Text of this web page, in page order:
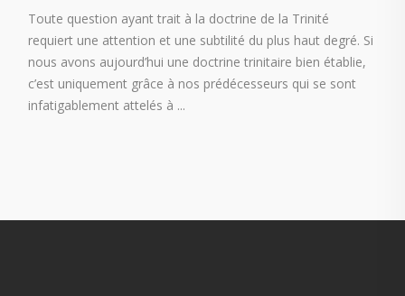
Toute question ayant trait à la doctrine de la Trinité
requiert une attention et une subtilité du plus haut degré. Si
nous avons aujourd’hui une doctrine trinitaire bien établie,
c’est uniquement grâce à nos prédécesseurs qui se sont
infatigablement attelés à